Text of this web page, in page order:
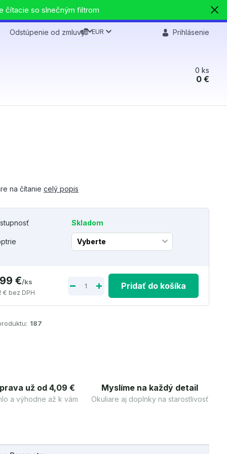
čítacie so slnečným filtrom
Odstúpenie od zmluvy EUR Prihlásenie
0 ks
0 €
na čítaniecelý popis
Skladom
€/ks
€ bez DPH
Pridať do košíka
187
už od 4,09 €
a výhodne až k vám
Myslíme na každý detail
Okuliare aj doplnky na starostlivosť